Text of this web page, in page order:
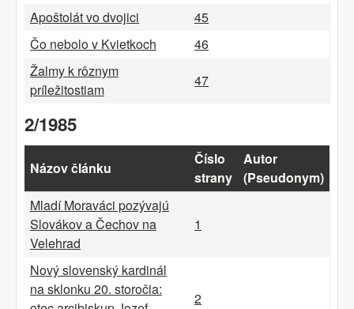
Apoštolát vo dvojici
45
Čo nebolo v Kvietkoch
46
Žalmy k rôznym
príležitostiam
47
2/1985
Názov článku
Číslo
strany
Autor
(Pseudonym)
Mladí Moraváci pozývajú
Slovákov a Čechov na
Velehrad
1
Nový slovenský kardinál
na sklonku 20. storočia:
2